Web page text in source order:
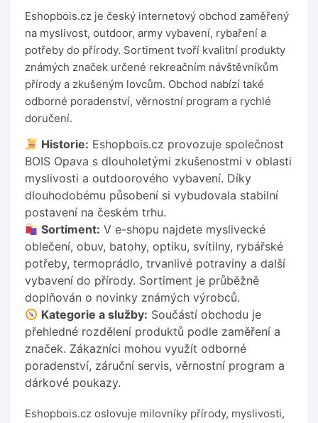
Eshopbois.cz je český internetový obchod zaměřený
na myslivost, outdoor, army vybavení, rybaření a
potřeby do přírody. Sortiment tvoří kvalitní produkty
známých značek určené rekreačním návštěvníkům
přírody a zkušeným lovcům. Obchod nabízí také
odborné poradenství, věrnostní program a rychlé
doručení.
Historie: Eshopbois.cz provozuje společnost
BOIS Opava s dlouholetými zkušenostmi v oblasti
myslivosti a outdoorového vybavení. Díky
dlouhodobému působení si vybudovala stabilní
postavení na českém trhu.
Sortiment: V e-shopu najdete myslivecké
oblečení, obuv, batohy, optiku, svítilny, rybářské
potřeby, termoprádlo, trvanlivé potraviny a další
vybavení do přírody. Sortiment je průběžně
doplňován o novinky známých výrobců.
Kategorie a služby: Součástí obchodu je
přehledné rozdělení produktů podle zaměření a
značek. Zákazníci mohou využít odborné
poradenství, záruční servis, věrnostní program a
dárkové poukazy.
Eshopbois.cz oslovuje milovníky přírody, myslivosti,